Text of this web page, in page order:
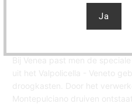
1. VESTIGO MONTEPULCIANO
TERRE DI CHIETI ABRUZZEN
Bij Venea past men de
uit het Valpolicella - Veneto
droogkasten. Door het
Montepulciano druiven
Ja